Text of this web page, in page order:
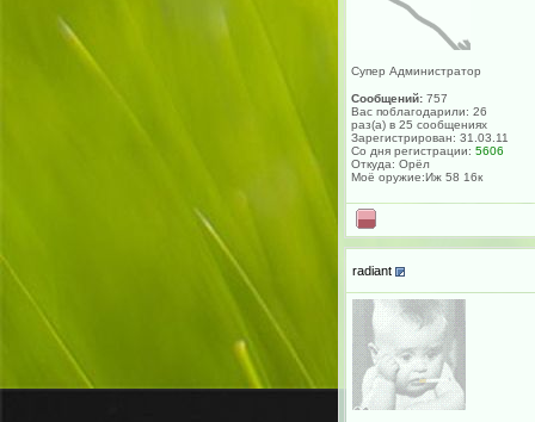
Супер Администратор
Сообщений: 757
Вас поблагодарили: 26
раз(а) в 25 сообщениях
Зарегистрирован: 31.03.11
Со дня регистрации: 5606
Откуда: Орёл
Моё оружие:Иж 58 16к
radiant